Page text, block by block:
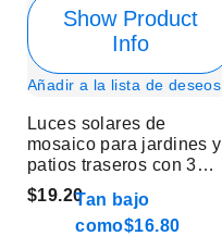
Show Product
Info
Añadir a la lista de deseos
Luces solares de
mosaico para jardines y
patios traseros con 3
colores combinados | 6
piezas
$19.20Tan bajo
como$16.80